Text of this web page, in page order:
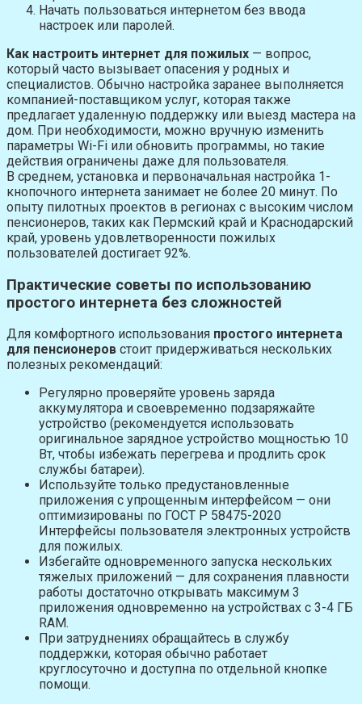
Начать пользоваться интернетом без ввода
настроек или паролей.
Как настроить интернет для пожилых — вопрос,
который часто вызывает опасения у родных и
специалистов. Обычно настройка заранее выполняется
компанией-поставщиком услуг, которая также
предлагает удаленную поддержку или выезд мастера на
дом. При необходимости, можно вручную изменить
параметры Wi-Fi или обновить программы, но такие
действия ограничены даже для пользователя.
В среднем, установка и первоначальная настройка 1-
кнопочного интернета занимает не более 20 минут. По
опыту пилотных проектов в регионах с высоким числом
пенсионеров, таких как Пермский край и Краснодарский
край, уровень удовлетворенности пожилых
пользователей достигает 92%.
Практические советы по использованию
простого интернета без сложностей
Для комфортного использования простого интернета
для пенсионеров стоит придерживаться нескольких
полезных рекомендаций:
Регулярно проверяйте уровень заряда
аккумулятора и своевременно подзаряжайте
устройство (рекомендуется использовать
оригинальное зарядное устройство мощностью 10
Вт, чтобы избежать перегрева и продлить срок
службы батареи).
Используйте только предустановленные
приложения с упрощенным интерфейсом — они
оптимизированы по ГОСТ Р 58475-2020
Интерфейсы пользователя электронных устройств
для пожилых.
Избегайте одновременного запуска нескольких
тяжелых приложений — для сохранения плавности
работы достаточно открывать максимум 3
приложения одновременно на устройствах с 3-4 ГБ
RAM.
При затруднениях обращайтесь в службу
поддержки, которая обычно работает
круглосуточно и доступна по отдельной кнопке
помощи.